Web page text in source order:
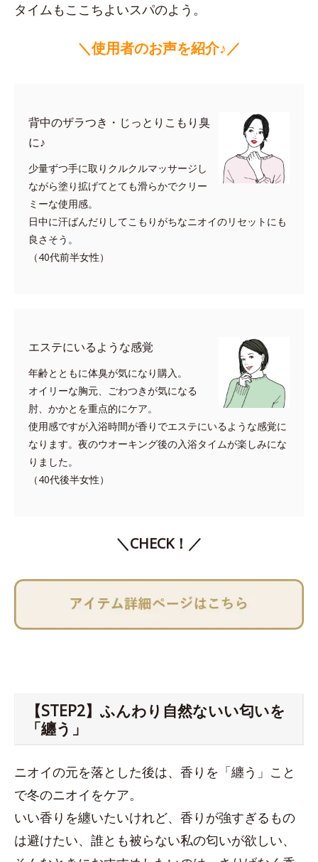
タイムもここちよいスパのよう。
＼使用者のお声を紹介♪／
背中のザラつき・じっとりこもり臭
に♪
少量ずつ手に取りクルクルマッサージし
ながら塗り拡げてとても滑らかでクリー
ミーな使用感。
日中に汗ばんだりしてこもりがちなニオイのリセットにも
良さそう。
（40代前半女性）
エステにいるような感覚
年齢とともに体臭が気になり購入。
オイリーな胸元、ごわつきが気になる
肘、かかとを重点的にケア。
使用感ですが入浴時間が香りでエステにいるような感覚に
なります。夜のウオーキング後の入浴タイムが楽しみにな
りました。
（40代後半女性）
＼CHECK！／
【STEP2】ふんわり自然ないい匂いを
「纏う」
ニオイの元を落とした後は、香りを「纏う」こと
で冬のニオイをケア。
いい香りを纏いたいけれど、香りが強すぎるもの
は避けたい、誰とも被らない私の匂いが欲しい、